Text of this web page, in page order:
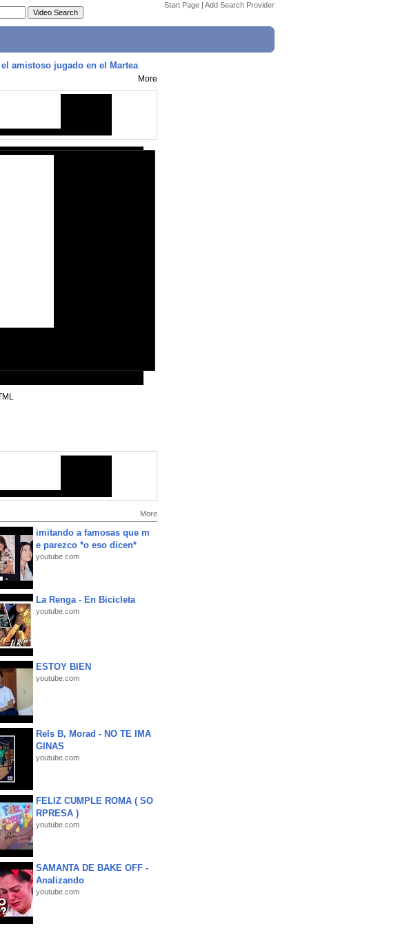
Start Page | Add Search Provider
amistoso jugado en el Martea
More
More
imitando a famosas que m
e parezco *o eso dicen*
youtube.com
La Renga - En Bicicleta
youtube.com
ESTOY BIEN
youtube.com
Rels B, Morad - NO TE IMA
GINAS
youtube.com
FELIZ CUMPLE ROMA ( SO
RPRESA )
youtube.com
SAMANTA DE BAKE OFF -
Analizando
youtube.com